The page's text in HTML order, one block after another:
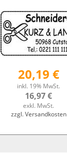
20,19 €
inkl. 19% MwSt.
16,97 €
exkl. MwSt.
zzgl. Versandkosten